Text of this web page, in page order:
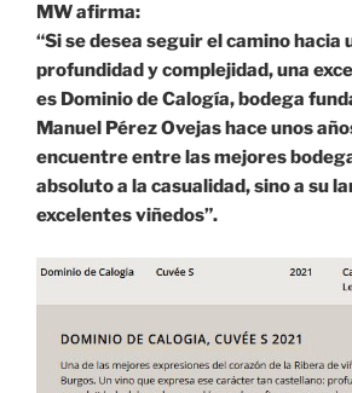
MW afirma:
“Si se desea seguir el camino hacia
profundidad y complejidad, una
es Dominio de Calogía, bodega
Manuel Pérez Ovejas hace unos
encuentre entre las mejores
absoluto a la casualidad, sino a su
excelentes viñedos”.